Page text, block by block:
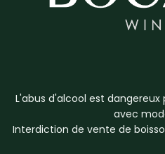
L'abus d'alcool est
avec
Interdiction de vente de